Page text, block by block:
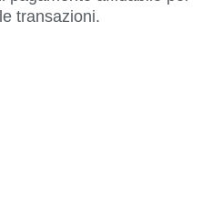
transazioni.